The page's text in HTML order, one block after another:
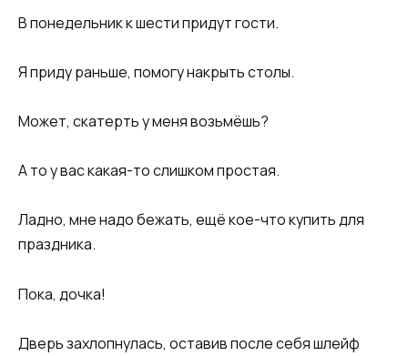
В понедельник к шести придут гости.
Я приду раньше, помогу накрыть столы.
Может, скатерть у меня возьмёшь?
А то у вас какая-то слишком простая.
Ладно, мне надо бежать, ещё кое-что купить для
праздника.
Пока, дочка!
Дверь захлопнулась, оставив после себя шлейф